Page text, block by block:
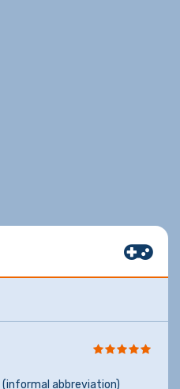
(informal abbreviation)